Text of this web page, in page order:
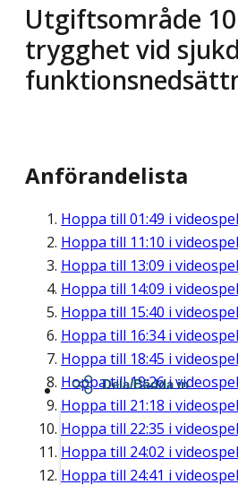
Utgiftsområde
trygghet vid
Anförandelista
Hoppa till 01:49 i
Hoppa till 11:10 i
Hoppa till 13:09 i
Hoppa till 14:09 i
Hoppa till 15:40 i
Hoppa till 16:34i
Hoppa till 18:45 i
Hoppa till19:26i
Hoppa till 21:18 i
Hoppa till 22:35 i
Hoppa till 24:02 i
Hoppa till 24:41 i
Dela/Bädda in